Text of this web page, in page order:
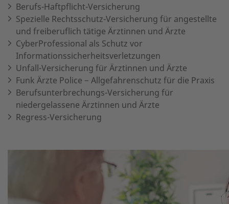
Berufs-Haftpflicht-Versicherung
Spezielle Rechtsschutz-Versicherung für angestellte
und freiberuflich tätige Ärztinnen und Ärzte
CyberProfessional als Schutz vor
Informationssicherheitsverletzungen
Unfall-Versicherung für Ärztinnen und Ärzte
Funk Ärzte Police − Allgefahrenschutz für die Praxis
Berufsunterbrechungs-Versicherung für
niedergelassene Ärztinnen und Ärzte
Regress-Versicherung